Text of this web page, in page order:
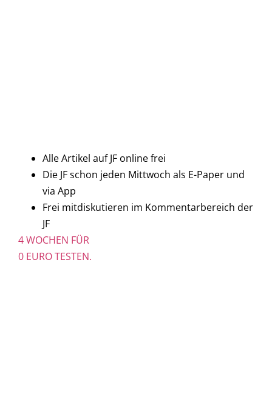
Alle Artikel auf JF online frei
Die JF schon jeden Mittwoch als E-Paper und
via App
Frei mitdiskutieren im Kommentarbereich der
JF
4 WOCHEN FÜR
0 EURO TESTEN.